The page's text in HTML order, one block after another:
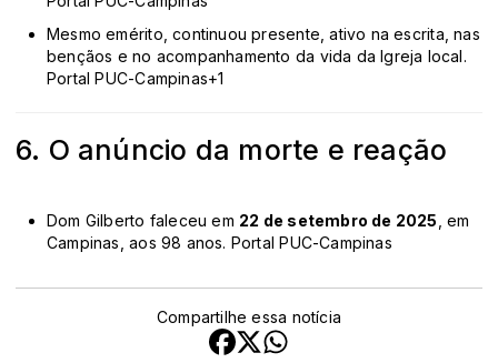
Mesmo emérito, continuou presente, ativo na escrita, nas
bençãos e no acompanhamento da vida da Igreja local.
Portal PUC-Campinas+1
6. O anúncio da morte e reação
Dom Gilberto faleceu em 22 de setembro de 2025 , em
Campinas, aos 98 anos. Portal PUC-Campinas
Compartilhe essa notícia